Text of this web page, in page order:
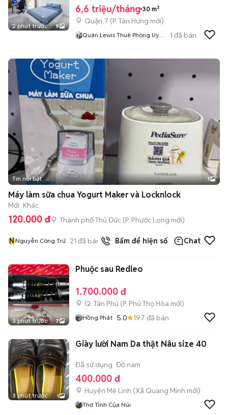
2 phút trước 9
6,6 triệu/tháng 30 m²
Quận 7 (P. Tân Hưng mới)
Quân Lewis Thuê Phòng Uy
1 đã bán
Tin nổi bật 1
Máy làm sữa chua Yogurt Maker và Locknlock
Mới Khác
120.000 đ Thành phố Thủ Đức (P. Phước Long mới)
NNguyễn Công Trứ 21 đã bán Bấm để hiện số Chat
3 phút trước 7
Phuộc sau Redleo
1.700.000 đ
Q. Tân Phú (P. Phú Thọ Hòa mới)
Hồng Phát 5.0 197 đã bán
3 phút trước 1
Giày lười Nam Da thật Nâu size 40
Đã sử dụng Đồ nam
400.000 đ
Huyện Mê Linh (Xã Quang Minh mới)
Thơ Tình Của Núi